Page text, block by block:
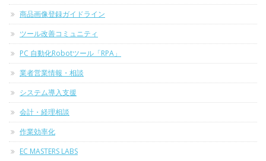
商品画像登録ガイドライン
ツール改善コミュニティ
PC 自動化Robotツール「RPA」
業者営業情報・相談
システム導入支援
会計・経理相談
作業効率化
EC MASTERS LABS